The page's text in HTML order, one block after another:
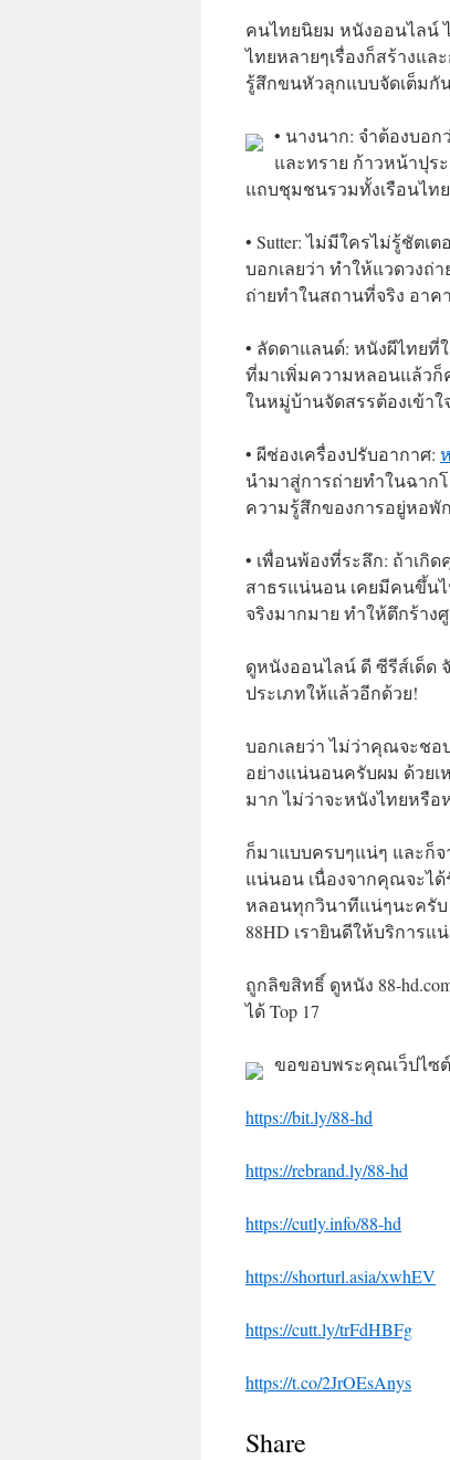
คนไทยนิยม หนังออนไลน์
ไทยหลายๆเรื่องก็สร้างแ
รู้สึกขนหัวลุกแบบจัดเต็มกัน
• นางนาก: จำต้องบอก
และทราย ก้าวหน้าปุร
แถบชุมชนรวมทั้งเรือนไท
• Sutter: ไม่มีใครไม่รู้ชัต
บอกเลยว่า ทำให้แวดวงถ่
ถ่ายทำในสถานที่จริง อาค
• ลัดดาแลนด์: หนังผีไทยที่
ที่มาเพิ่มความหลอนแล้วก็
ในหมู่บ้านจัดสรรต้องเข้า
• ผีช่องเครื่องปรับอากาศ:
นำมาสู่การถ่ายทำในฉาก
ความรู้สึกของการอยู่หอพั
• เพื่อนพ้องที่ระลึก: ถ้าเกิ
สาธรแน่นอน เคยมีคนขึ้น
จริงมากมาย ทำให้ตึกร้า
ดูหนังออนไลน์ ดี ซีรีส์เด็ด
ประเภทให้แล้วอีกด้วย!
บอกเลยว่า ไม่ว่าคุณจะช
อย่างแน่นอนครับผม ด้วยเ
มาก ไม่ว่าจะหนังไทยหรื
ก็มาแบบครบๆแน่ๆ และก็
แน่นอน เนื่องจากคุณจะไ
หลอนทุกวินาทีแน่ๆนะครับ
88HD เรายินดีให้บริการแ
ถูกลิขสิทธิ์ ดูหนัง 88-
ได้ Top 17
ขอขอบพระคุณเว็ปไซต์
https://bit.ly/88-hd
https://rebrand.ly/88-hd
https://cutly.info/88-hd
https://shorturl.asia/xwhEV
https://cutt.ly/trFdHBFg
https://t.co/2JrOEsAnys
Share